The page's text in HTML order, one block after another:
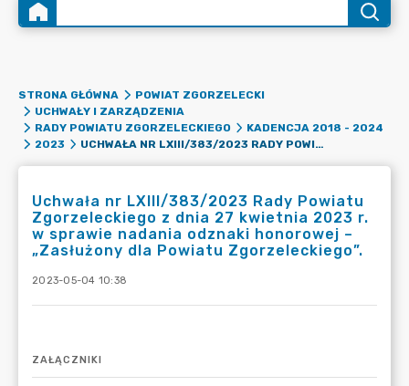
STRONA GŁÓWNA
POWIAT ZGORZELECKI
UCHWAŁY I ZARZĄDZENIA
RADY POWIATU ZGORZELECKIEGO
KADENCJA 2018 - 2024
2023
UCHWAŁA NR LXIII/383/2023 RADY POWIATU ZGORZELECKIEGO Z DNIA 27 KWIETNIA 2023 R. W SPRAWIE NADANIA ODZNAKI HONOROWEJ – „ZASŁUŻONY DLA POWIATU ZGORZELECKIEGO”.
Uchwała nr LXIII/383/2023 Rady Powiatu
Zgorzeleckiego z dnia 27 kwietnia 2023 r.
w sprawie nadania odznaki honorowej –
„Zasłużony dla Powiatu Zgorzeleckiego”.
2023-05-04 10:38
ZAŁĄCZNIKI